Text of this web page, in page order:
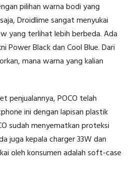
pilihan warna bodi yang
Droidlime sangat menyukai
yang terlihat lebih berbeda. Ada
Power Black dan Cool Blue. Dari
mana warna yang kalian
penjualannya, POCO telah
ini dengan lapisan plastik
sudah menyematkan proteksi
juga kepala charger 33W dan
oleh konsumen adalah soft-case